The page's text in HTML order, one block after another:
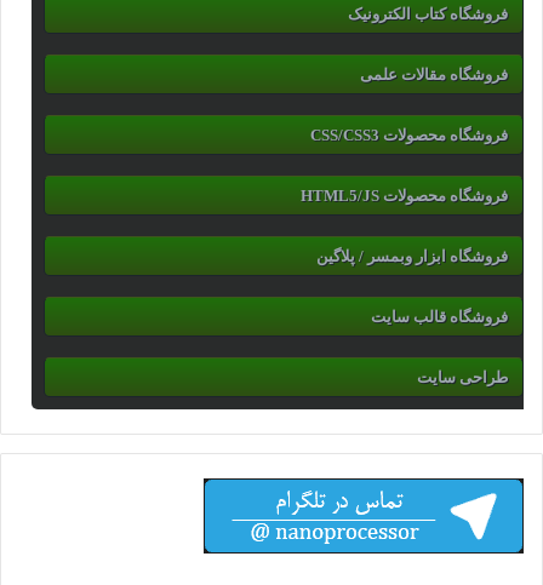
فروشگاه کتاب الکترونیک
فروشگاه مقالات علمی
فروشگاه محصولات CSS/CSS3
فروشگاه محصولات HTML5/JS
فروشگاه ابزار وبمسر / پلاگین
فروشگاه قالب سایت
طراحی سایت